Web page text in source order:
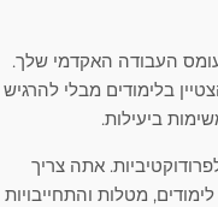
העבודה האקדמי שלך.
בלימודים מבלי להרגיש
ביעילות.
אתה צריך
מטלות והתחייבויות